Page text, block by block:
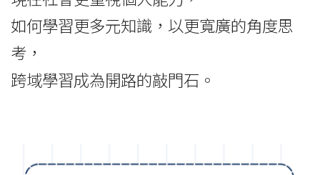
如何學習更多元知識，以更寬廣的角度思
考，
跨域學習成為開路的敲門石。